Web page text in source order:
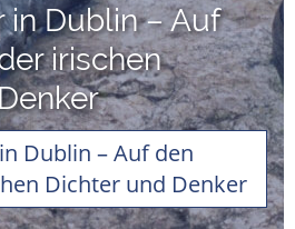
Dublin – Auf
irischen
Dublin – Auf den
Dichter und Denker